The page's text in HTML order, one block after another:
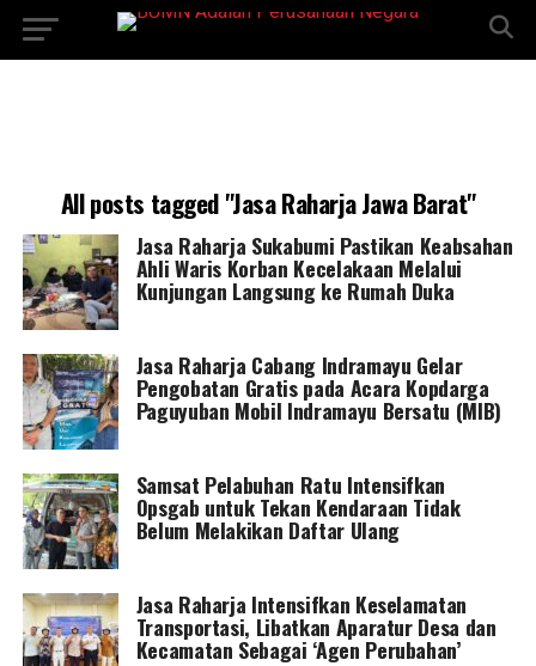
All posts tagged "Jasa Raharja Jawa Barat"
Jasa Raharja Sukabumi Pastikan Keabsahan
Ahli Waris Korban Kecelakaan Melalui
Kunjungan Langsung ke Rumah Duka
Jasa Raharja Cabang Indramayu Gelar
Pengobatan Gratis pada Acara Kopdarga
Paguyuban Mobil Indramayu Bersatu (MIB)
Samsat Pelabuhan Ratu Intensifkan
Opsgab untuk Tekan Kendaraan Tidak
Belum Melakikan Daftar Ulang
Jasa Raharja Intensifkan Keselamatan
Transportasi, Libatkan Aparatur Desa dan
Kecamatan Sebagai ‘Agen Perubahan’